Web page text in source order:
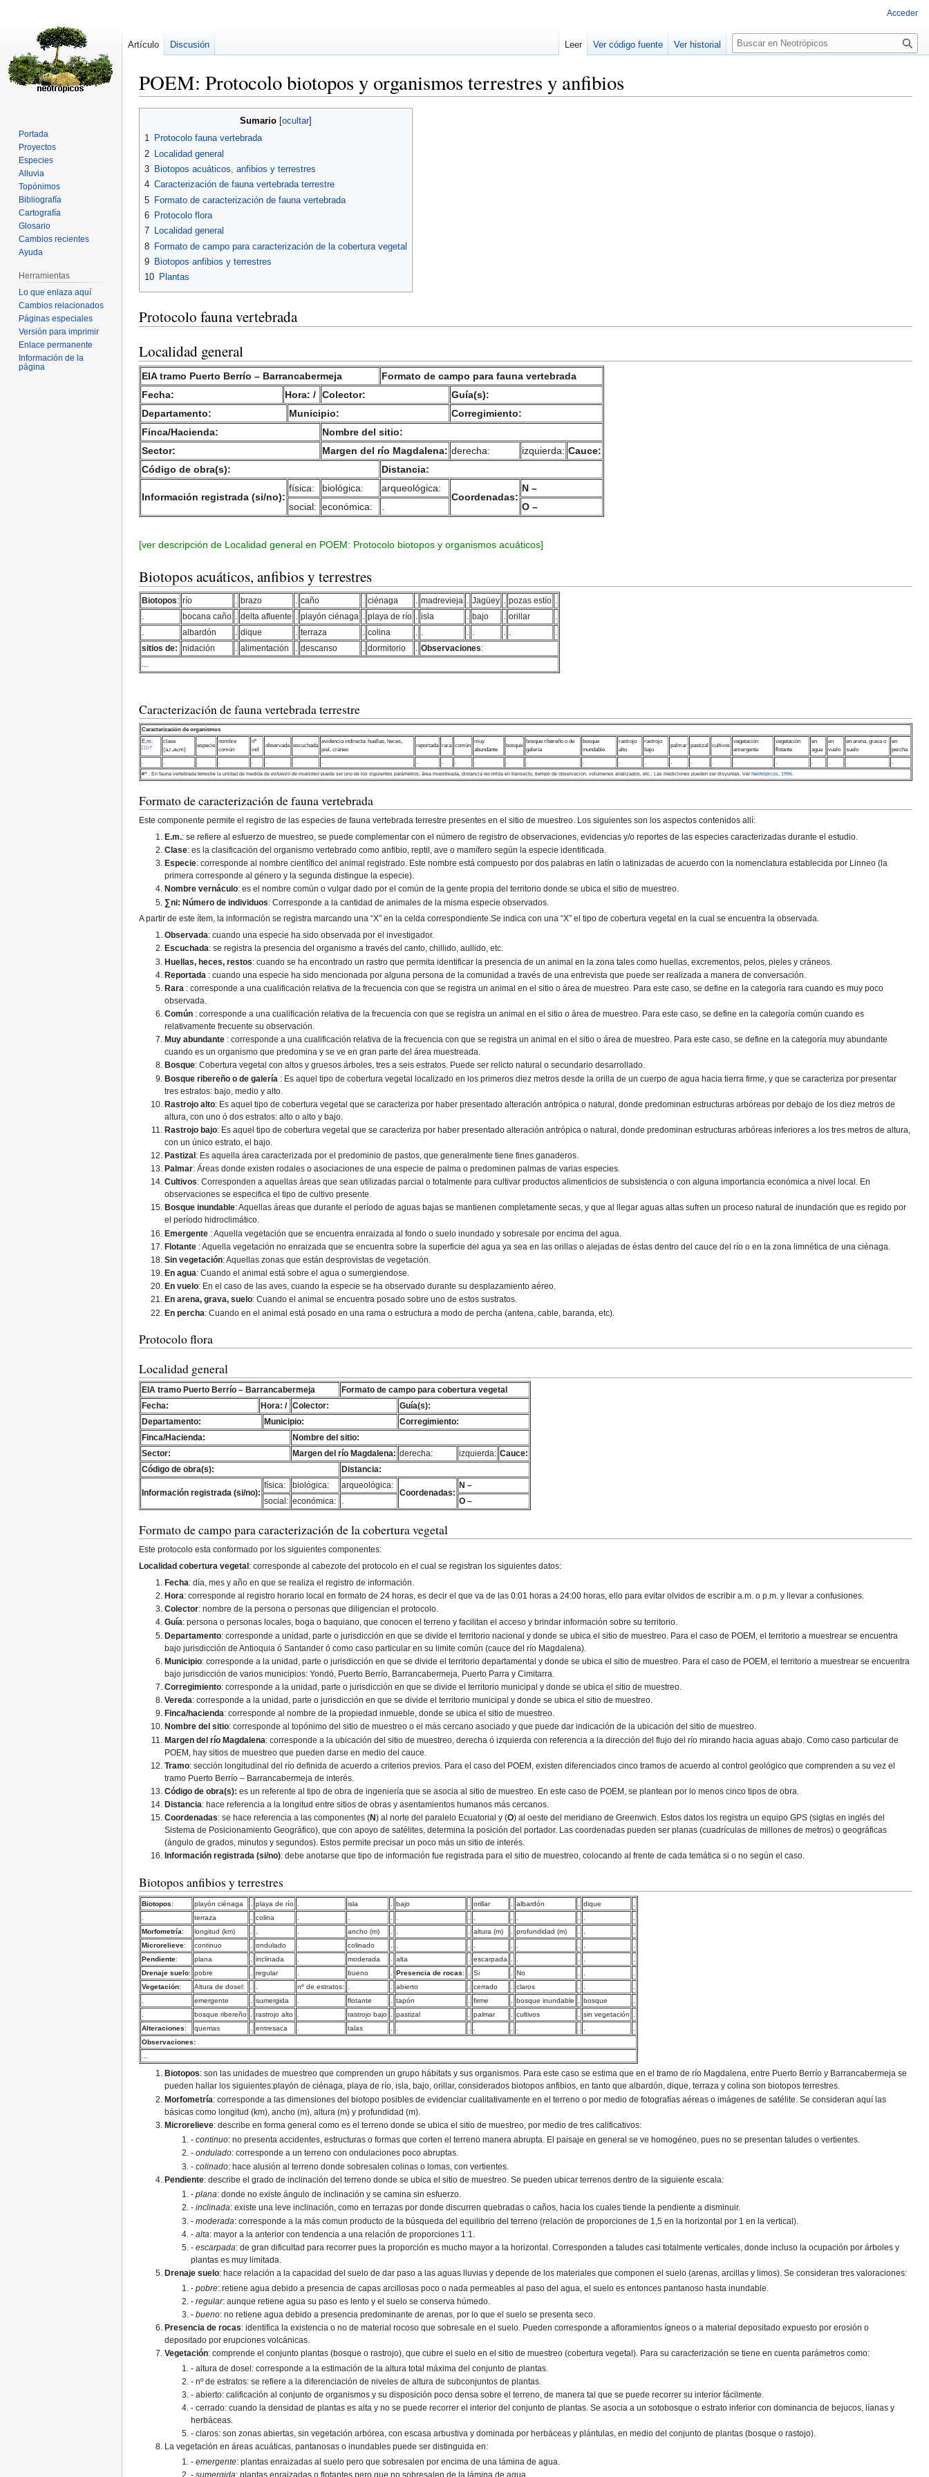
POEM: Protocolo biotopos y organismos terrestres y anfibios
navegación
búsqueda
Sumario
1 Protocolo fauna vertebrada
2
Localidad general
3 Biotopos acuáticos, anfibios y terrestres
4 Caracterización de fauna vertebrada terrestre
5 Formato de caracterización de fauna vertebrada
6 Protocolo flora
7 Localidad general
8 Formato de campo para caracterización de la cobertura vegetal
9 Biotopos anfibios y terrestres
10 Plantas
Protocolo fauna vertebrada
Localidad general
EIA tramo Puerto Berrío – Barrancabermeja
Formato de campo para fauna vertebrada
Fecha:
Hora: / Colector:
Guía(s):
Departamento:
Municipio:
Corregimiento:
Finca/Hacienda:
Nombre del sitio:
Sector:
Margen del río Magdalena: derecha: izquierda: Cauce:
Código de obra(s):
Distancia:
Información registrada (si/no):
física: biológica:
arqueológica:
Coordenadas:
N –
social: económica: O –
[ver descripción de Localidad general en POEM: Protocolo biotopos y organismos acuáticos]
Biotopos acuáticos, anfibios y terrestres
Biotopos: río brazo caño ciénaga madrevieja Jagüey pozas estío
bocana caño delta afluente playón ciénaga playa de río isla bajo orillar
albardón dique terraza colina
sitios de:
nidación alimentación descanso dormitorio Observaciones:
Caracterización de fauna vertebrada terrestre
Caracterización de organismos
E.m.
[1]
clase
(a,r,av,m)
especie
nombre
común
nº
ind
observada escuchada
evidencia indirecta: huellas, heces,
piel, cráneo
reportada rara común
muy
abundante
bosque
bosque ribereño o de
galería
bosque
inundable
rastrojo
alto
rastrojo
bajo
palmar pastizal cultivos
vegetación
emergente
vegetación
flotante
en
agua
en
vuelo
en arena, grava o
suelo
en
percha
.
. . . . . . . . . . . . . . . . . . . . . . . . .
#^ . En fauna vertebrada terrestre la unidad de medida de esfuerzo de muestreo puede ser uno de los siguientes parámetros: área muestreada, distancia recorrida en transecto, tiempo de observación, volúmenes analizados, etc.. Las mediciones pueden ser disyuntas. VerNeotrópicos, 1996.
Formato de caracterización de fauna vertebrada
Este componente permite el registro de las especies de fauna vertebrada terrestre presentes en el sitio de muestreo. Los siguientes son los aspectos contenidos allí:
E.m.: se refiere al esfuerzo de muestreo, se puede complementar con el número de registro de observaciones, evidencias y/o reportes de las especies caracterizadas durante el estudio.
Clase: es la clasificación del organismo vertebrado como anfibio, reptil, ave o mamífero según la especie identificada.
Especie: corresponde al nombre científico del animal registrado. Este nombre está compuesto por dos palabras en latín o latinizadas de acuerdo con la nomenclatura establecida por Linneo (la
primera corresponde al género y la segunda distingue la especie).
Nombre vernáculo: es el nombre común o vulgar dado por el común de la gente propia del territorio donde se ubica el sitio de muestreo.
∑ni: Número de individuos: Corresponde a la cantidad de animales de la misma especie observados.
A partir de este ítem, la información se registra marcando una “X” en la celda correspondiente.Se indica con una “X” el tipo de cobertura vegetal en la cual se encuentra la observada.
Observada: cuando una especie ha sido observada por el investigador.
Escuchada: se registra la presencia del organismo a través del canto, chillido, aullido, etc.
Huellas, heces, restos: cuando se ha encontrado un rastro que permita identificar la presencia de un animal en la zona tales como huellas, excrementos, pelos, pieles y cráneos.
Reportada : cuando una especie ha sido mencionada por alguna persona de la comunidad a través de una entrevista que puede ser realizada a manera de conversación.
Rara : corresponde a una cualificación relativa de la frecuencia con que se registra un animal en el sitio o área de muestreo. Para este caso, se define en la categoría rara cuando es muy poco
observada.
Común : corresponde a una cualificación relativa de la frecuencia con que se registra un animal en el sitio o área de muestreo. Para este caso, se define en la categoría común cuando es
relativamente frecuente su observación.
Muy abundante : corresponde a una cualificación relativa de la frecuencia con que se registra un animal en el sitio o área de muestreo. Para este caso, se define en la categoría muy abundante
cuando es un organismo que predomina y se ve en gran parte del área muestreada.
Bosque: Cobertura vegetal con altos y gruesos árboles, tres a seis estratos. Puede ser relicto natural o secundario desarrollado.
Bosque ribereño o de galería : Es aquel tipo de cobertura vegetal localizado en los primeros diez metros desde la orilla de un cuerpo de agua hacia tierra firme, y que se caracteriza por presentar
tres estratos: bajo, medio y alto.
Rastrojo alto: Es aquel tipo de cobertura vegetal que se caracteriza por haber presentado alteración antrópica o natural, donde predominan estructuras arbóreas por debajo de los diez metros de
altura, con uno ó dos estratos: alto o alto y bajo.
Rastrojo bajo: Es aquel tipo de cobertura vegetal que se caracteriza por haber presentado alteración antrópica o natural, donde predominan estructuras arbóreas inferiores a los tres metros de altura,
con un único estrato, el bajo.
Pastizal: Es aquella área caracterizada por el predominio de pastos, que generalmente tiene fines ganaderos.
Palmar: Áreas donde existen rodales o asociaciones de una especie de palma o predominen palmas de varias especies.
Cultivos: Corresponden a aquellas áreas que sean utilizadas parcial o totalmente para cultivar productos alimenticios de subsistencia o con alguna importancia económica a nivel local. En
observaciones se especifica el tipo de cultivo presente.
Bosque inundable: Aquellas áreas que durante el período de aguas bajas se mantienen completamente secas, y que al llegar aguas altas sufren un proceso natural de inundación que es regido por
el período hidroclimático.
Emergente : Aquella vegetación que se encuentra enraizada al fondo o suelo inundado y sobresale por encima del agua.
Flotante : Aquella vegetación no enraizada que se encuentra sobre la superficie del agua ya sea en las orillas o alejadas de éstas dentro del cauce del río o en la zona limnética de una ciénaga.
Sin vegetación: Aquellas zonas que están desprovistas de vegetación.
En agua: Cuando el animal está sobre el agua o sumergiendose.
En vuelo: En el caso de las aves, cuando la especie se ha observado durante su desplazamiento aéreo.
En arena, grava, suelo: Cuando el animal se encuentra posado sobre uno de estos sustratos.
En percha: Cuando en el animal está posado en una rama o estructura a modo de percha (antena, cable, baranda, etc).
Protocolo flora
Localidad general
EIA tramo Puerto Berrío – Barrancabermeja
Formato de campo para cobertura vegetal
Fecha:
Hora: / Colector:
Guía(s):
Departamento:
Municipio:
Corregimiento:
Finca/Hacienda:
Nombre del sitio:
Sector:
Margen del río Magdalena: derecha: izquierda: Cauce:
Código de obra(s):
Distancia:
Información registrada (si/no):
física: biológica:
arqueológica:
Coordenadas:
N –
social: económica: O –
Formato de campo para caracterización de la cobertura vegetal
Este protocolo esta conformado por los siguientes componentes:
Localidad cobertura vegetal : corresponde al cabezote del protocolo en el cual se registran los siguientes datos:
Fecha: día, mes y año en que se realiza el registro de información.
Hora: corresponde al registro horario local en formato de 24 horas, es decir el que va de las 0:01 horas a 24:00 horas, ello para evitar olvidos de escribir a.m. o p.m. y llevar a confusiones.
Colector: nombre de la persona o personas que diligencian el protocolo.
Guía: persona o personas locales, boga o baquiano, que conocen el terreno y facilitan el acceso y brindar información sobre su territorio.
Departamento: corresponde a unidad, parte o jurisdicción en que se divide el territorio nacional y donde se ubica el sitio de muestreo. Para el caso de POEM, el territorio a muestrear se encuentra
bajo jurisdicción de Antioquia ó Santander ó como caso particular en su limite común (cauce del río Magdalena).
Municipio: corresponde a la unidad, parte o jurisdicción en que se divide el territorio departamental y donde se ubica el sitio de muestreo. Para el caso de POEM, el territorio a muestrear se encuentra
bajo jurisdicción de varios municipios: Yondó, Puerto Berrío, Barrancabermeja, Puerto Parra y Cimitarra.
Corregimiento: corresponde a la unidad, parte o jurisdicción en que se divide el territorio municipal y donde se ubica el sitio de muestreo.
Vereda: corresponde a la unidad, parte o jurisdicción en que se divide el territorio municipal y donde se ubica el sitio de muestreo.
Finca/hacienda: corresponde al nombre de la propiedad inmueble, donde se ubica el sitio de muestreo.
Nombre del sitio: corresponde al topónimo del sitio de muestreo o el más cercano asociado y que puede dar indicación de la ubicación del sitio de muestreo.
Margen del río Magdalena: corresponde a la ubicación del sitio de muestreo, derecha ó izquierda con referencia a la dirección del flujo del río mirando hacia aguas abajo. Como caso particular de
POEM, hay sitios de muestreo que pueden darse en medio del cauce.
Tramo: sección longitudinal del río definida de acuerdo a criterios previos. Para el caso del POEM, existen diferenciados cinco tramos de acuerdo al control geológico que comprenden a su vez el
tramo Puerto Berrío – Barrancabermeja de interés.
Código de obra(s): es un referente al tipo de obra de ingeniería que se asocia al sitio de muestreo. En este caso de POEM, se plantean por lo menos cinco tipos de obra.
Distancia: hace referencia a la longitud entre sitios de obras y asentamientos humanos más cercanos.
Coordenadas: se hace referencia a las componentes (N) al norte del paralelo Ecuatorial y (O) al oeste del meridiano de Greenwich. Estos datos los registra un equipo GPS (siglas en inglés del
Sistema de Posicionamiento Geográfico), que con apoyo de satélites, determina la posición del portador. Las coordenadas pueden ser planas (cuadrículas de millones de metros) o geográficas
(ángulo de grados, minutos y segundos). Estos permite precisar un poco más un sitio de interés.
Información registrada (si/no): debe anotarse que tipo de información fue registrada para el sitio de muestreo, colocando al frente de cada temática si o no según el caso.
Biotopos anfibios y terrestres
Biotopos: playón ciénaga playa de río isla bajo orillar albardón dique
terraza colina
Morfometría: longitud (km) ancho (m) altura (m) profundidad (m)
Microrelieve: continuo ondulado colinado
Pendiente: plana inclinada moderada alta escarpada
Drenaje suelo: pobre regular bueno Presencia de rocas: Si No
Vegetación: Altura de dosel: nº de estratos: abierto cerrado claros
emergente sumergida flotante tapón firme bosque inundable bosque
bosque ribereño rastrojo alto rastrojo bajo pastizal palmar cultivos sin vegetación
Alteraciones: quemas entresaca talas
Observaciones:
Biotopos: son las unidades de muestreo que comprenden un grupo hábitats y sus organismos. Para este caso se estima que en el tramo de río Magdalena, entre Puerto Berrío y Barrancabermeja se
pueden hallar los siguientes:playón de ciénaga, playa de río, isla, bajo, orillar, considerados biotopos anfibios, en tanto que albardón, dique, terraza y colina son biotopos terrestres.
Morfometría: corresponde a las dimensiones del biotopo posibles de evidenciar cualitativamente en el terreno o por medio de fotografías aéreas o imágenes de satélite. Se consideran aquí las
básicas como longitud (km), ancho (m), altura (m) y profundidad (m).
Microrelieve: describe en forma general como es el terreno donde se ubica el sitio de muestreo, por medio de tres calificativos:
- continuo: no presenta accidentes, estructuras o formas que corten el terreno manera abrupta. El paisaje en general se ve homogéneo, pues no se presentan taludes o vertientes.
- ondulado: corresponde a un terreno con ondulaciones poco abruptas.
- colinado: hace alusión al terreno donde sobresalen colinas o lomas, con vertientes.
Pendiente: describe el grado de inclinación del terreno donde se ubica el sitio de muestreo. Se pueden ubicar terrenos dentro de la siguiente escala:
- plana: donde no existe ángulo de inclinación y se camina sin esfuerzo.
- inclinada: existe una leve inclinación, como en terrazas por donde discurren quebradas o caños, hacia los cuales tiende la pendiente a disminuir.
- moderada: corresponde a la más comun producto de la búsqueda del equilibrio del terreno (relación de proporciones de 1,5 en la horizontal por 1 en la vertical).
- alta: mayor a la anterior con tendencia a una relación de proporciones 1:1.
- escarpada: de gran dificultad para recorrer pues la proporción es mucho mayor a la horizontal. Corresponden a taludes casi totalmente verticales, donde incluso la ocupación por árboles y
plantas es muy limitada.
Drenaje suelo: hace relación a la capacidad del suelo de dar paso a las aguas lluvias y depende de los materiales que componen el suelo (arenas, arcillas y limos). Se consideran tres valoraciones:
- pobre: retiene agua debido a presencia de capas arcillosas poco o nada permeables al paso del agua, el suelo es entonces pantanoso hasta inundable.
- regular: aunque retiene agua su paso es lento y el suelo se conserva húmedo.
- bueno: no retiene agua debido a presencia predominante de arenas, por lo que el suelo se presenta seco.
Presencia de rocas: identifica la existencia o no de material rocoso que sobresale en el suelo. Pueden corresponde a afloramientos ígneos o a material depositado expuesto por erosión o
depositado por erupciones volcánicas.
Vegetación: comprende el conjunto plantas (bosque o rastrojo), que cubre el suelo en el sitio de muestreo (cobertura vegetal). Para su caracterización se tiene en cuenta parámetros como:
- altura de dosel: corresponde a la estimación de la altura total máxima del conjunto de plantas.
- nº de estratos: se refiere a la diferenciación de niveles de altura de subconjuntos de plantas.
- abierto: calificación al conjunto de organismos y su disposición poco densa sobre el terreno, de manera tal que se puede recorrer su interior fácilmente.
- cerrado: cuando la densidad de plantas es alta y no se puede recorrer el interior del conjunto de plantas. Se asocia a un sotobosque o estrato inferior con dominancia de bejucos, líanas y
herbáceas.
- claros: son zonas abiertas, sin vegetación arbórea, con escasa arbustiva y dominada por herbáceas y plántulas, en medio del conjunto de plantas (bosque o rastojo).
La vegetación en áreas acuáticas, pantanosas o inundables puede ser distinguida en:
- emergente: plantas enraizadas al suelo pero que sobresalen por encima de una lámina de agua.
- sumergida: plantas enraizadas o flotantes pero que no sobresalen de la lámina de agua.
Acceder
Artículo Discusión Leer Ver código fuente Ver historial
Buscar
Portada
Proyectos
Especies
Alluvia
Topónimos
Bibliografía
Cartografía
Glosario
Cambios recientes
Ayuda
Herramientas
Lo que enlaza aquí
Cambios relacionados
Páginas especiales
Versión para imprimir
Enlace permanente
Información de la
página